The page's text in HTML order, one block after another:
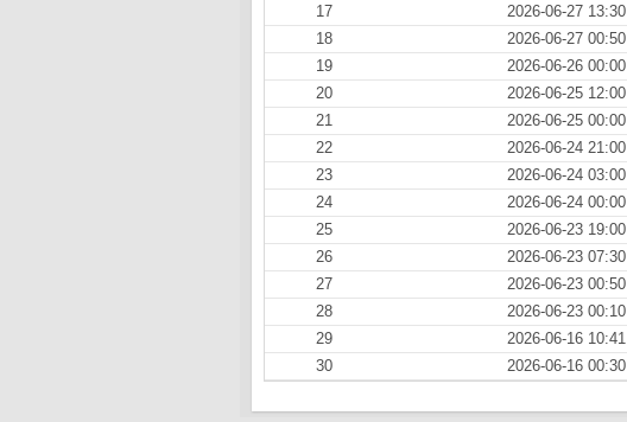
17
2026-06-27 13:30
18
2026-06-27 00:50
19
2026-06-26 00:00
20
2026-06-25 12:00
21
2026-06-25 00:00
22
2026-06-24 21:00
23
2026-06-24 03:00
24
2026-06-24 00:00
25
2026-06-23 19:00
26
2026-06-23 07:30
27
2026-06-23 00:50
28
2026-06-23 00:10
29
2026-06-16 10:41
30
2026-06-16 00:30